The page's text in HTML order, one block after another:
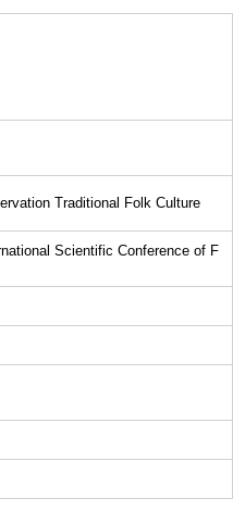
Traditional Folk Culture
Scientific Conference of F